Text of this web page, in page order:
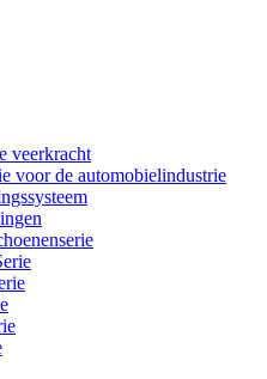
veerkracht
voor de automobielindustrie